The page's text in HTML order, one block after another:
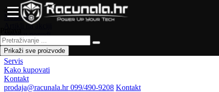
Naslovna
Artikli na akciji
Novo u ponudi
Česta pitanja
Forum
Servis
Kako kupovati
Kontakt
prodaja@racunala.hr099/490-9208 Kontakt
Prikaži sve proizvode